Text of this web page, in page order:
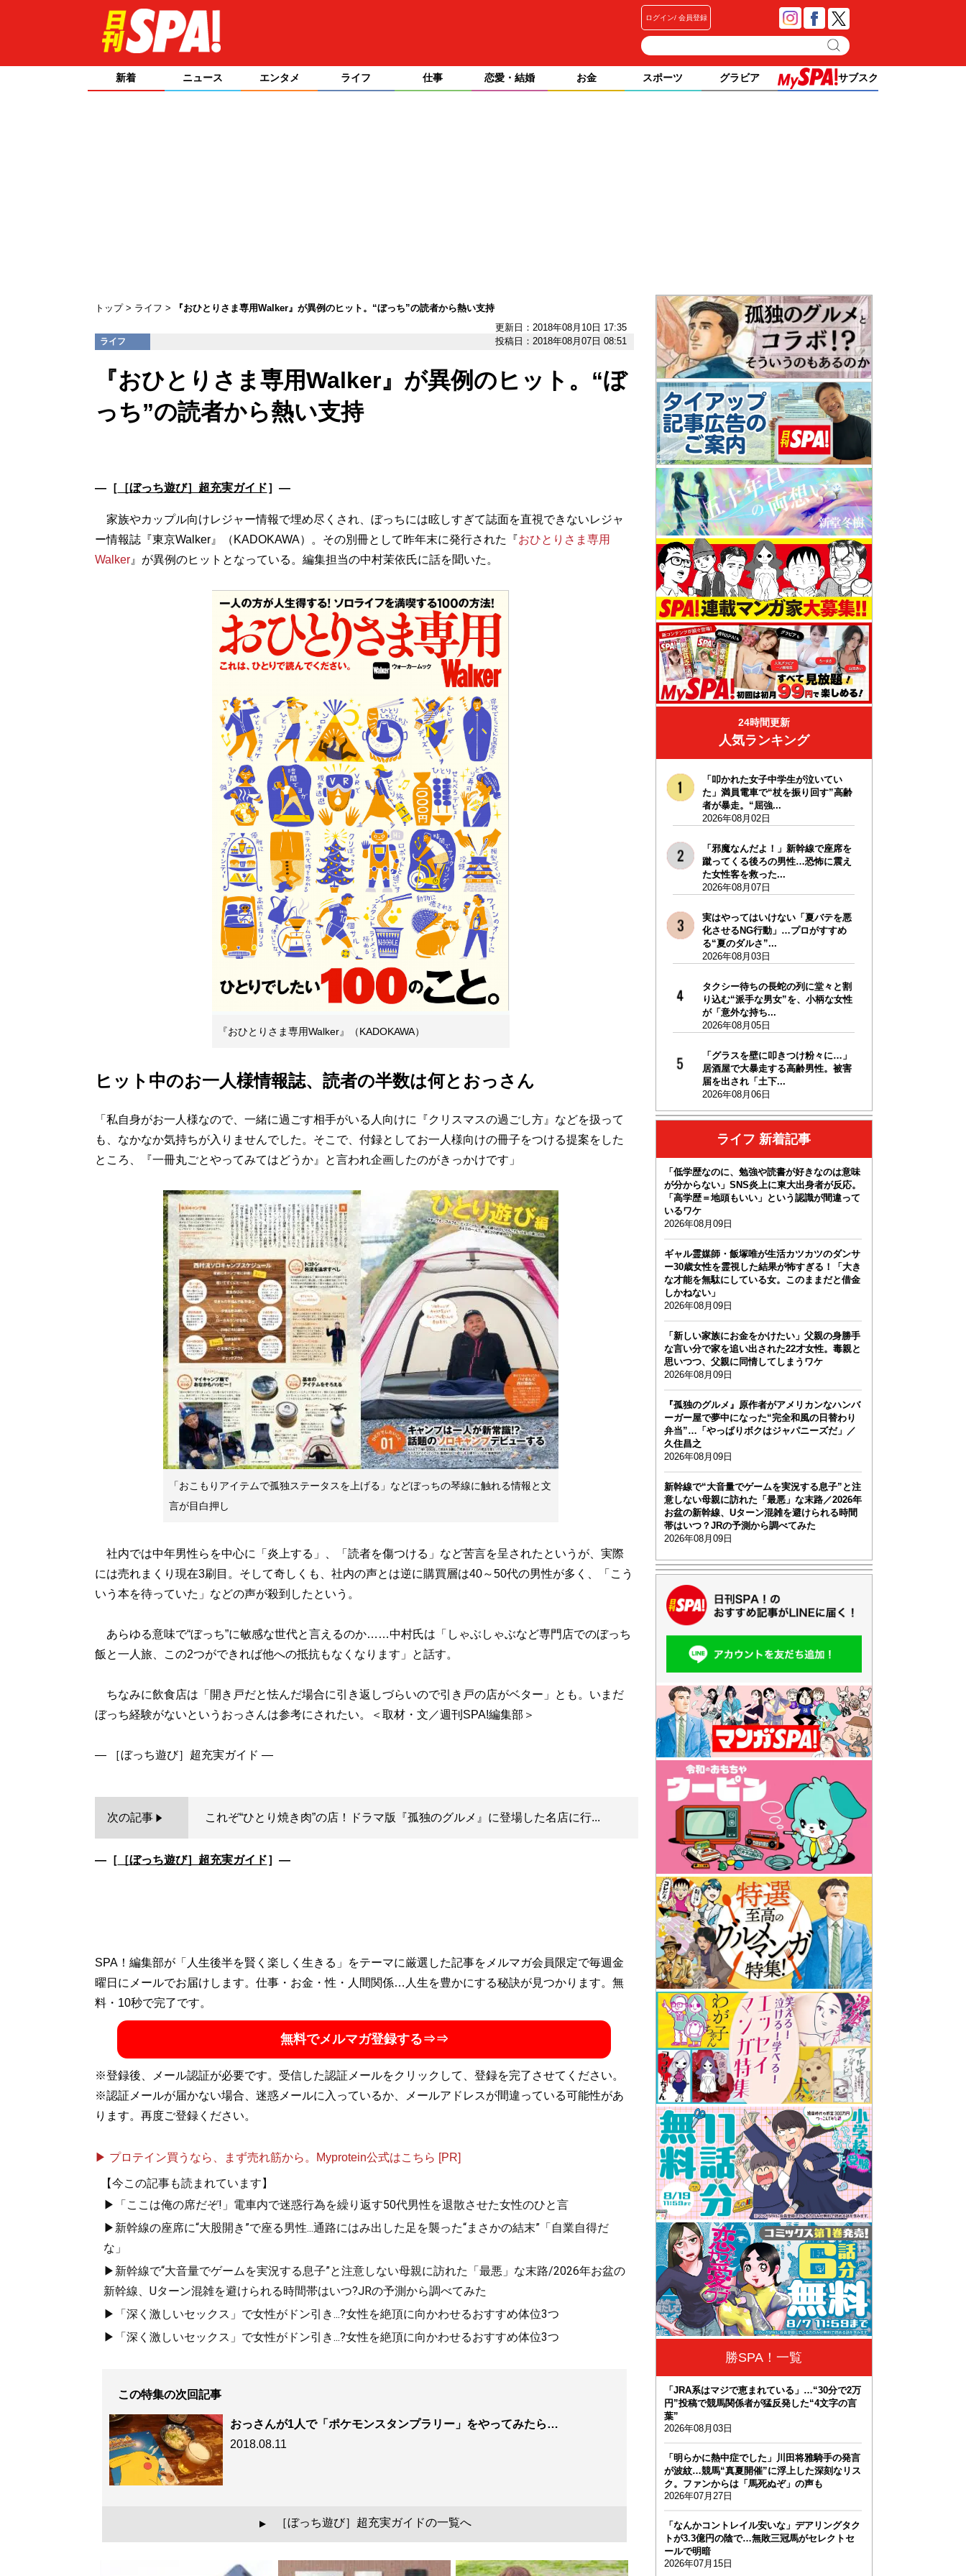
ログイン 会員登録
新着 ニュース エンタメ ライフ 仕事 恋愛・結婚 お金 スポーツ グラビア サブスク
トップ ライフ
『おひとりさま専用Walker』が異例のヒット。“ぼっち”の読者から熱い支持
更新日：2018年08月10日 17:35
ライフ 投稿日：2018年08月07日 08:51
『おひとりさま専用Walker』が異例のヒット。“ぼ
っち”の読者から熱い支持
―［ ［ぼっち遊び］超充実ガイド］―
家族やカップル向けレジャー情報で埋め尽くされ、ぼっちには眩しすぎて誌面を直視できないレジャ
ー情報誌『東京Walker』（KADOKAWA）。その別冊として昨年末に発行された『おひとりさま専用
Walker』が異例のヒットとなっている。編集担当の中村茉依氏に話を聞いた。
『おひとりさま専用Walker』（KADOKAWA）
ヒット中のお一人様情報誌、読者の半数は何とおっさん
「私自身がお一人様なので、一緒に過ごす相手がいる人向けに『クリスマスの過ごし方』などを扱って
も、なかなか気持ちが入りませんでした。そこで、付録としてお一人様向けの冊子をつける提案をした
ところ、『一冊丸ごとやってみてはどうか』と言われ企画したのがきっかけです」
「おこもりアイテムで孤独ステータスを上げる」などぼっちの琴線に触れる情報と文
言が目白押し
社内では中年男性らを中心に「炎上する」、「読者を傷つける」など苦言を呈されたというが、実際
には売れまくり現在3刷目。そして奇しくも、社内の声とは逆に購買層は40～50代の男性が多く、「こう
いう本を待っていた」などの声が殺到したという。
あらゆる意味で“ぼっち”に敏感な世代と言えるのか……中村氏は「しゃぶしゃぶなど専門店でのぼっち
飯と一人旅、この2つができれば他への抵抗もなくなります」と話す。
ちなみに飲食店は「開き戸だと怯んだ場合に引き返しづらいので引き戸の店がベター」とも。いまだ
ぼっち経験がないというおっさんは参考にされたい。＜取材・文／週刊SPA!編集部＞
― ［ぼっち遊び］超充実ガイド ―
次の記事 これぞ“ひとり焼き肉”の店！ドラマ版『孤独のグルメ』に登場した名店に行...
―［ ［ぼっち遊び］超充実ガイド］―
SPA！編集部が「人生後半を賢く楽しく生きる」をテーマに厳選した記事をメルマガ会員限定で毎週金
曜日にメールでお届けします。仕事・お金・性・人間関係…人生を豊かにする秘訣が見つかります。無
料・10秒で完了です。
無料でメルマガ登録する⇒⇒
※登録後、メール認証が必要です。受信した認証メールをクリックして、登録を完了させてください。
※認証メールが届かない場合、迷惑メールに入っているか、メールアドレスが間違っている可能性があ
ります。再度ご登録ください。
▶ プロテイン買うなら、まず売れ筋から。Myprotein公式はこちら [PR]
【今この記事も読まれています】
▶「ここは俺の席だぞ!」電車内で迷惑行為を繰り返す50代男性を退散させた女性のひと言
▶新幹線の座席に“大股開き”で座る男性...通路にはみ出した足を襲った“まさかの結末”「自業自得だ
な」
▶新幹線で“大音量でゲームを実況する息子”と注意しない母親に訪れた「最悪」な末路/2026年お盆の
新幹線、Uターン混雑を避けられる時間帯はいつ?JRの予測から調べてみた
▶「深く激しいセックス」で女性がドン引き...?女性を絶頂に向かわせるおすすめ体位3つ
▶「深く激しいセックス」で女性がドン引き...?女性を絶頂に向かわせるおすすめ体位3つ
この特集の次回記事
おっさんが1人で「ポケモンスタンプラリー」をやってみたら…
2018.08.11
▲ ［ぼっち遊び］超充実ガイドの一覧へ
24時間更新
人気ランキング
「叩かれた女子中学生が泣いてい
た」満員電車で“杖を振り回す”高齢
者が暴走。“屈強...
2026年08月02日
「邪魔なんだよ！」新幹線で座席を
蹴ってくる後ろの男性…恐怖に震え
た女性客を救った...
2026年08月07日
実はやってはいけない「夏バテを悪
化させるNG行動」…プロがすすめ
る“夏のダルさ”...
2026年08月03日
タクシー待ちの長蛇の列に堂々と割
り込む“派手な男女”を、小柄な女性
が「意外な持ち...
2026年08月05日
「グラスを壁に叩きつけ粉々に…」
居酒屋で大暴走する高齢男性。被害
届を出され「土下...
2026年08月06日
ライフ 新着記事
「低学歴なのに、勉強や読書が好きなのは意味
が分からない」SNS炎上に東大出身者が反応。
「高学歴＝地頭もいい」という認識が間違って
いるワケ
2026年08月09日
ギャル霊媒師・飯塚唯が生活カツカツのダンサ
ー30歳女性を霊視した結果が怖すぎる！「大き
な才能を無駄にしている女。このままだと借金
しかねない」
2026年08月09日
「新しい家族にお金をかけたい」父親の身勝手
な言い分で家を追い出された22才女性。毒親と
思いつつ、父親に同情してしまうワケ
2026年08月09日
『孤独のグルメ』原作者がアメリカンなハンバ
ーガー屋で夢中になった“完全和風の日替わり
弁当”…「やっぱりボクはジャパニーズだ」／
久住昌之
2026年08月09日
新幹線で“大音量でゲームを実況する息子”と注
意しない母親に訪れた「最悪」な末路／2026年
お盆の新幹線、Uターン混雑を避けられる時間
帯はいつ？JRの予測から調べてみた
2026年08月09日
勝SPA！一覧
「JRA系はマジで恵まれている」…“30分で2万
円”投稿で競馬関係者が猛反発した“4文字の言
葉”
2026年08月03日
「明らかに熱中症でした」川田将雅騎手の発言
が波紋…競馬“真夏開催”に浮上した深刻なリス
ク。ファンからは「馬死ぬぞ」の声も
2026年07月27日
「なんかコントレイル安いな」デアリングタク
トが3.3億円の陰で…無敗三冠馬がセレクトセ
ールで明暗
2026年07月15日